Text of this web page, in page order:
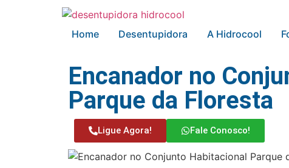
Home Desentupidora A Hidrocool
Encanador no
Parque da Floresta
Ligue Agora! Fale Conosco!